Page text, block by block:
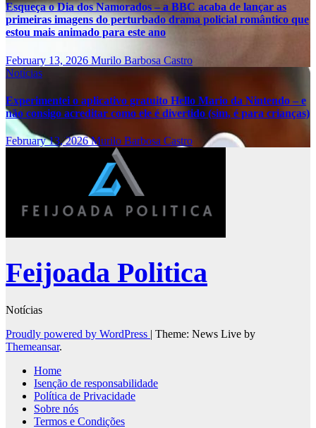
Esqueça o Dia dos Namorados – a BBC acaba de lançar as
primeiras imagens do perturbado drama policial romântico que
estou mais animado para este ano
February 13, 2026 Murilo Barbosa Castro
Notícias
Experimentei o aplicativo gratuito Hello Mario da Nintendo – e
não consigo acreditar como ele é divertido (sim, é para crianças)
February 13, 2026Murilo Barbosa Castro
Feijoada Politica
Notícias
Proudly powered by WordPress | Theme: News Live by
Themeansar.
Home
Isenção de responsabilidade
Política de Privacidade
Sobre nós
Termos e Condições